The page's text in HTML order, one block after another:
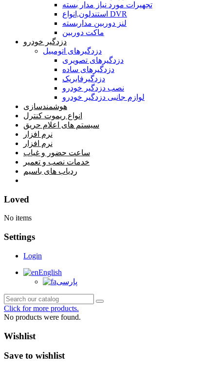
تجهیرات مورد نیاز مدار بسته
استندلون,انواع DVR
لنز دوربین مداربسته
ماکت دوربین
دزدگیر خودرو
دزدگیرهای اتومبیل
دزدگیرهای تصویری
دزدگیرهای ساده
دزدگیرفابریک
نصب دزدگیر خودرو
لوازم جانبی دزدگیر خودرو
هوشمندسازی
انواع ریموت کنترل
سیستم های اعلام حریق
نرم افزار
نرم افزار
ساعت حضور و غیاب
خدمات نصب و تعمیر
ردیاب های باسیم
Loved
No items
Settings
Login
English
پارسی
Click for more products.
No products were found.
Wishlist
Save to wishlist